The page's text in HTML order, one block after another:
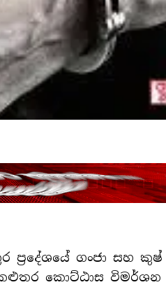
ගංජා සහ කුෂ්
කළුතර කොට්ඨාස විමර්ශන